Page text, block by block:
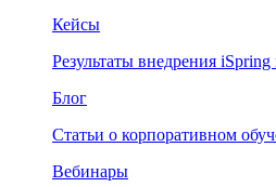
Кейсы
Результаты внедрения
Блог
Статьи о корпоративном
Вебинары